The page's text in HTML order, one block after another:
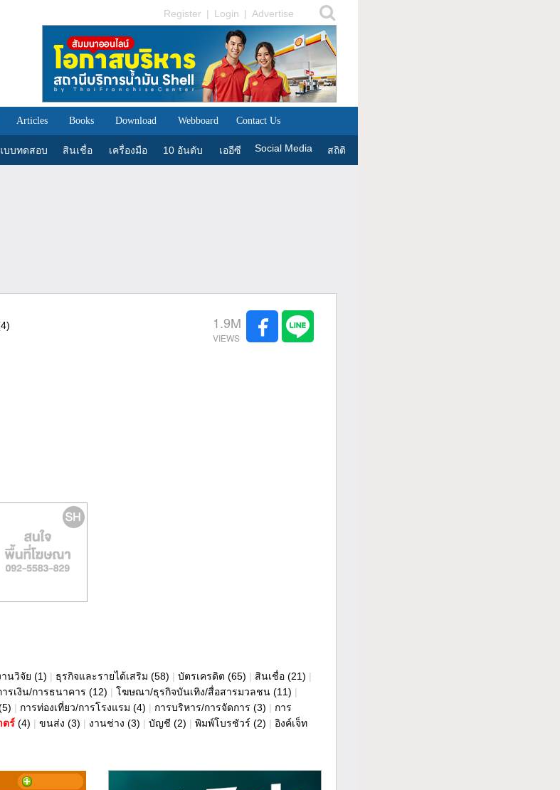
Register | Login | Advertise
Articles Books Download Webboard Contact Us
บบทดสอบ สินเชื่อ เครื่องมือ 10 อันดับ เออีซี Social Media สถิติ
1.9M
นวิจัย (1) | ธุรกิจและรายได้เสริม (58) | บัตรเครดิต (65) | สินเชื่อ (21) |
ารเงิน/การธนาคาร (12) | โฆษณา/ธุรกิจบันเทิง/สื่อสารมวลชน (11) |
| การท่องเที่ยว/การโรงแรม (4) | การบริหาร/การจัดการ (3) | การ
ตร์ (4) | ขนส่ง (3) | งานช่าง (3) | บัญชี (2) | พิมพ์โบรชัวร์ (2) | อิงค์เจ็ท